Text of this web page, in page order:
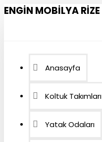
ENGIN MOBILYA RIZE
Anasayfa
Koltuk Takımları
Yatak Odaları